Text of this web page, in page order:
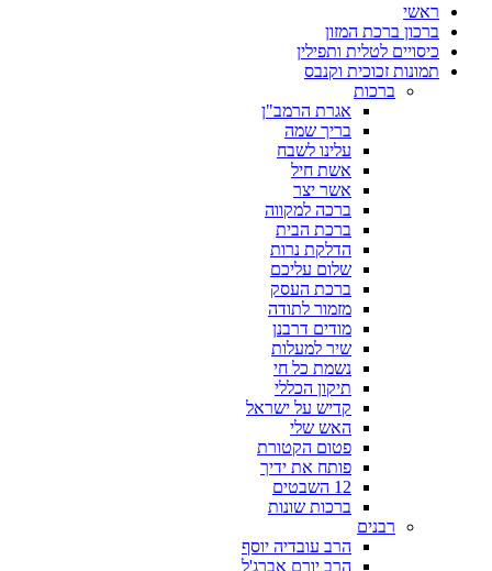
ראשי
ברכון ברכת המזון
כיסויים לטלית ותפילין
תמונות זכוכית וקנבס
ברכות
אגרת הרמב"ן
בריך שמה
עלינו לשבח
אשת חיל
אשר יצר
ברכה למקווה
ברכת הבית
הדלקת נרות
שלום עליכם
ברכת העסק
מזמור לתודה
מודים דרבנן
שיר למעלות
נשמת כל חי
תיקון הכללי
קדיש על ישראל
האש שלי
פטום הקטורת
פותח את ידיך
12 השבטים
ברכות שונות
רבנים
הרב עובדיה יוסף
הרב יורם אברג'ל